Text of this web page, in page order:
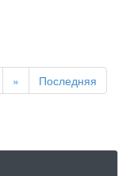
» Последняя